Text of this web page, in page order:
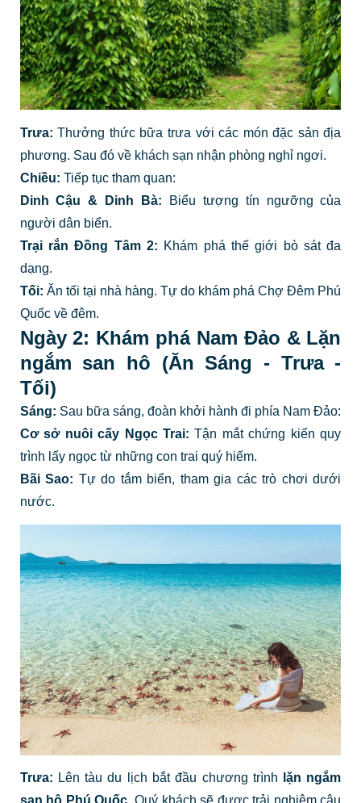
Trưa: Thưởng thức bữa trưa với các món đặc sản địa
phương. Sau đó về khách sạn nhận phòng nghỉ ngơi.
Chiều: Tiếp tục tham quan:
Dinh Cậu & Dinh Bà: Biểu tượng tín ngưỡng của
người dân biển.
Trại rắn Đồng Tâm 2: Khám phá thế giới bò sát đa
dạng.
Tối: Ăn tối tại nhà hàng. Tự do khám phá Chợ Đêm Phú
Quốc về đêm.
Ngày 2: Khám phá Nam Đảo & Lặn
ngắm san hô (Ăn Sáng - Trưa -
Tối)
Sáng: Sau bữa sáng, đoàn khởi hành đi phía Nam Đảo:
Cơ sở nuôi cấy Ngọc Trai: Tận mắt chứng kiến quy
trình lấy ngọc từ những con trai quý hiếm.
Bãi Sao: Tự do tắm biển, tham gia các trò chơi dưới
nước.
Trưa: Lên tàu du lịch bắt đầu chương trình
lặn ngắm